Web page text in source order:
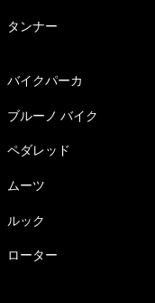
タンナー
バイクパーカ
ブルーノ バイク
ペダレッド
ムーツ
ルック
ローター